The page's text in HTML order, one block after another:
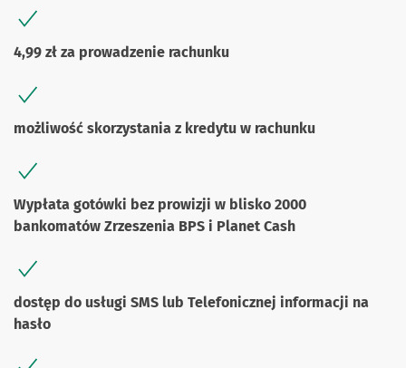
4,99 zł za prowadzenie rachunku
możliwość skorzystania z kredytu w rachunku
Wypłata gotówki bez prowizji w blisko 2000
bankomatów Zrzeszenia BPS i Planet Cash
dostęp do usługi SMS lub Telefonicznej informacji na
hasło